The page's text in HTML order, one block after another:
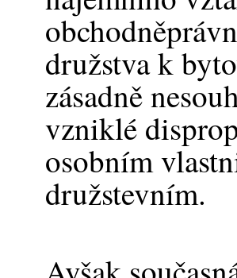
družstva k
zásadně
vzniklé
osobním
družstevním.